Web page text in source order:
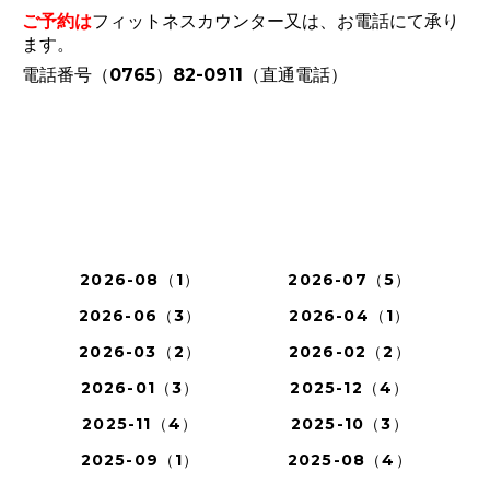
ご予約はフィットネスカウンター又は、お電話にて承り
ます。
電話番号（0765）82-0911（直通電話）
2026-08（1）
2026-07（5）
2026-06（3）
2026-04（1）
2026-03（2）
2026-02（2）
2026-01（3）
2025-12（4）
2025-11（4）
2025-10（3）
2025-09（1）
2025-08（4）